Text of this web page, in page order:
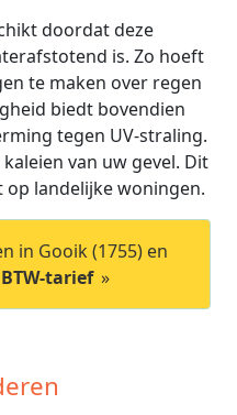
doordat deze
is. Zo hoeft
te maken over regen
biedt bovendien
tegen UV-straling.
van uw gevel. Dit
landelijke woningen.
in Gooik (1755) en
tarief »